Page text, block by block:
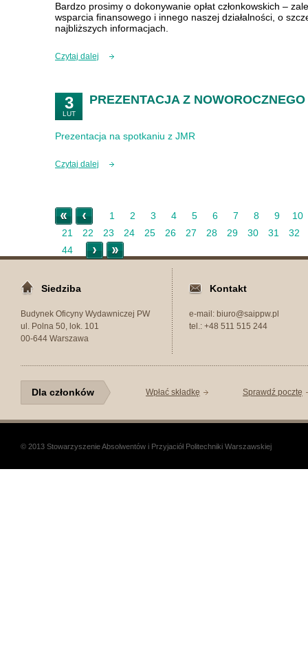
Bardzo prosimy o dokonywanie opłat członkowskich –
wsparcia finansowego i innego naszej działalności, o
najbliższych informacjach.
Czytaj dalej
3
LUT
PREZENTACJA Z
Prezentacja na spotkaniu z JMR
Czytaj dalej
« Początek
< Nowsze
1 2 3 4 5 6 7 8 9
10
21
22 23 24 25 26 27 28 29 30 31
32
44
Starsze >
Siedziba
Budynek Oficyny Wydawniczej PW
ul. Polna 50, lok. 101
00-644 Warszawa
Kontakt
e-mail: biuro@saippw.pl
tel.: +48 511 515 244
Dla członków Wpłać składkę Sprawdź pocztę
© 2013 Stowarzyszenie Absolwentów i Przyjaciół Politechniki Warszawskiej